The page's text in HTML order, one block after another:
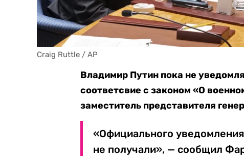
Craig Ruttle / AP
Владимир Путин пока не
соответсвие с законом «О
заместитель представителя
«Официального
не получали», — сообщил